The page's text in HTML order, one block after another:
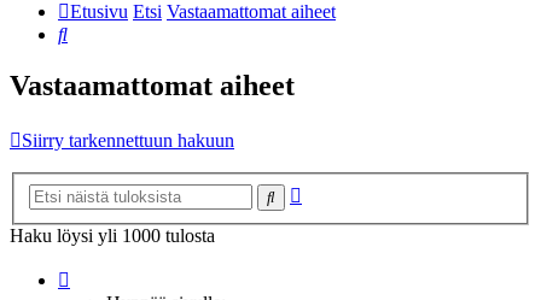
Etusivu Etsi Vastaamattomat aiheet
Etsi
Vastaamattomat aiheet
Siirry tarkennettuun hakuun
Etsi
Haku löysi yli 1000 tulosta